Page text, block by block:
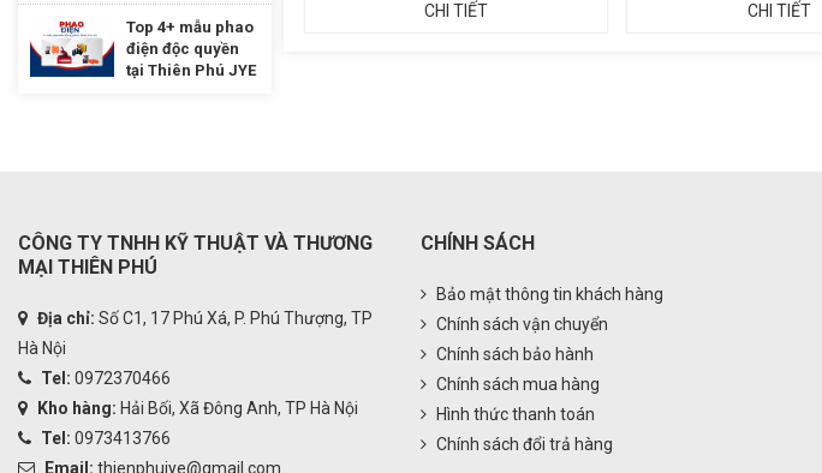
Top 4+ mẫu phao
điện độc quyền
tại Thiên Phú JYE
CHI TIẾT CHI TIẾT CHI TIẾT
CÔNG TY TNHH KỸ THUẬT VÀ THƯƠNG
MẠI THIÊN PHÚ
Địa chỉ: Số C1, 17 Phú Xá, P. Phú Thượng, TP
Hà Nội
Tel: 0972370466
Kho hàng: Hải Bối, Xã Đông Anh, TP Hà Nội
Tel: 0973413766
Email: thienphujye@gmail.com
CHÍNH SÁCH
Bảo mật thông tin khách hàng
Chính sách vận chuyển
Chính sách bảo hành
Chính sách mua hàng
Hình thức thanh toán
Chính sách đổi trả hàng